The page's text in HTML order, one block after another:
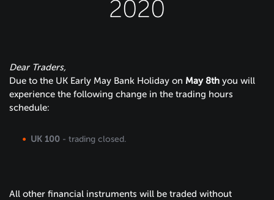
2020
Dear Traders,
Due to the UK Early May Bank Holiday on May 8th you will
experience the following change in the trading hours
schedule:
UK 100 - trading closed.
All other financial instruments will be traded without